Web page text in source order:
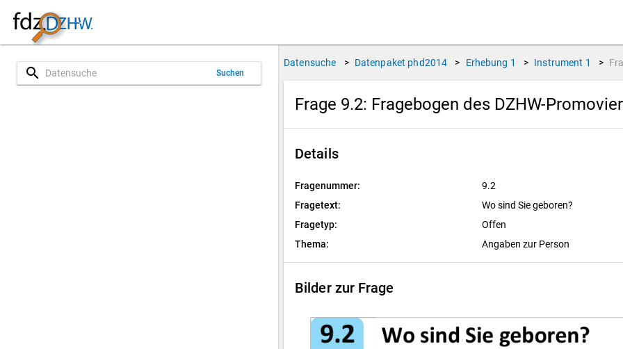
search Suchen
Datensuche > Datenpaket phd2014 > Erhebung 1 > Instrument 1 >
Frage 9.2: Fragebogen des DZHW-
Details
Fragenummer:
9.2
Fragetext:
Wo sind Sie geboren?
Fragetyp:
Offen
Thema:
Angaben zur Person
Bilder zur Frage